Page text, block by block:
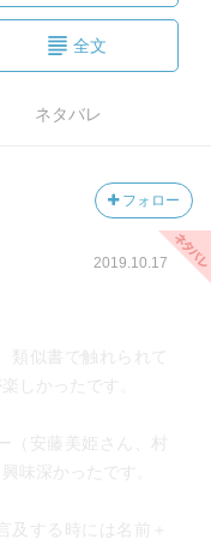
全文
ネタバレ
フォロー
2019.10.17
類似書で触れられて
しかったです。
（安藤美姫さん、村
味深かったです。
する時には名前＋